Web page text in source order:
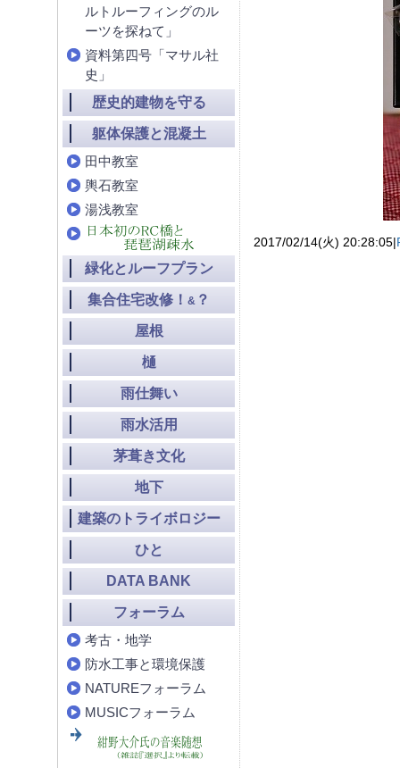
2017/02/14(火) 20:28:05|
ルトルーフィングのル
ーツを探ねて」
資料第四号「マサル社
史」
歴史的建物を守る
躯体保護と混凝土
田中教室
輿石教室
湯浅教室
緑化とルーフプラン
集合住宅改修！ & ？
屋根
樋
雨仕舞い
雨水活用
茅葺き文化
地下
建築のトライボロジー
ひと
DATA BANK
フォーラム
考古・地学
防水工事と環境保護
NATUREフォーラム
MUSICフォーラム